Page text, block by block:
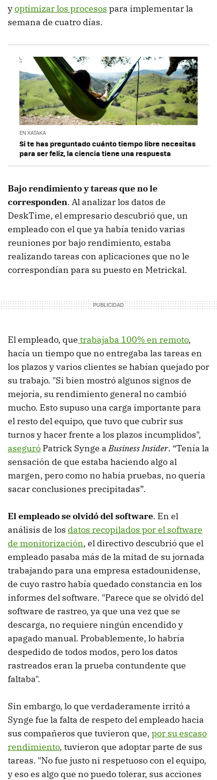
yoptimizar los procesos para implementar la
semana de cuatro días.
EN XATAKA
Si te has preguntado cuánto tiempo libre necesitas
para ser feliz, la ciencia tiene una respuesta
Bajo rendimiento y tareas que no le
corresponden. Al analizar los datos de
DeskTime, el empresario descubrió que, un
empleado con el que ya había tenido varias
reuniones por bajo rendimiento, estaba
realizando tareas con aplicaciones que no le
correspondían para su puesto en Metrickal.
El empleado, que trabajaba 100% en remoto,
hacía un tiempo que no entregaba las tareas en
los plazos y varios clientes se habían quejado por
su trabajo. "Si bien mostró algunos signos de
mejoría, su rendimiento general no cambió
mucho. Esto supuso una carga importante para
el resto del equipo, que tuvo que cubrir sus
turnos y hacer frente a los plazos incumplidos",
aseguró Patrick Synge aBusiness Insider. “Tenía la
sensación de que estaba haciendo algo al
margen, pero como no había pruebas, no quería
sacar conclusiones precipitadas”.
El empleado se olvidó del software. En el
análisis de los datos recopilados por el software
de monitorización, el directivo descubrió que el
empleado pasaba más de la mitad de su jornada
trabajando para una empresa estadounidense,
de cuyo rastro había quedado constancia en los
informes del software. "Parece que se olvidó del
software de rastreo, ya que una vez que se
descarga, no requiere ningún encendido y
apagado manual. Probablemente, lo habría
despedido de todos modos, pero los datos
rastreados eran la prueba contundente que
faltaba".
Sin embargo, lo que verdaderamente irritó a
Synge fue la falta de respeto del empleado hacia
sus compañeros que tuvieron que, por su escaso
rendimiento, tuvieron que adoptar parte de sus
tareas. "No fue justo ni respetuoso con el equipo,
y eso es algo que no puedo tolerar, sus acciones